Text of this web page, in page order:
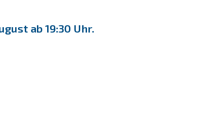
ab 19:30 Uhr.